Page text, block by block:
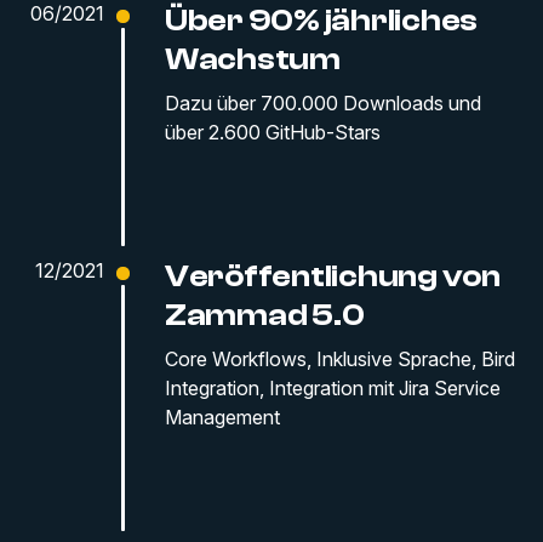
06/2021
Über 90% jährliches
Wachstum
Dazu über 700.000 Downloads und
über 2.600 GitHub-Stars
12/2021
Veröffentlichung von
Zammad 5.0
Core Workflows, Inklusive Sprache, Bird
Integration, Integration mit Jira Service
Management